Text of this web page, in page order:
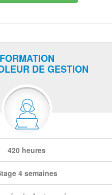
FORMATION
DE GESTION
420 heures
4 semaines